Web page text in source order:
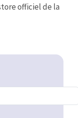
officiel de la